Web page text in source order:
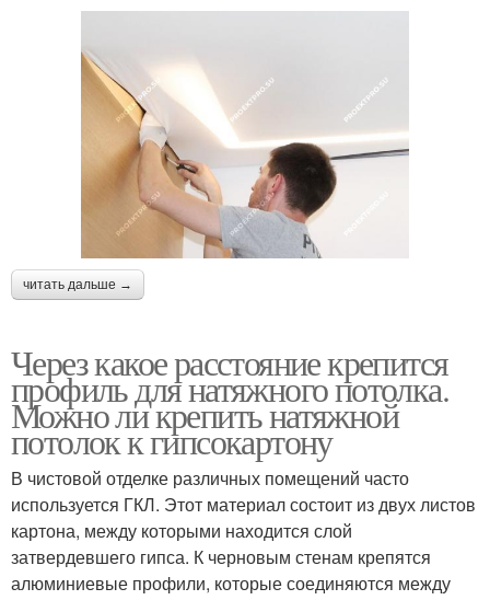
читать дальше →
Через какое расстояние крепится
профиль для натяжного потолка.
Можно ли крепить натяжной
потолок к гипсокартону
В чистовой отделке различных помещений часто
используется ГКЛ. Этот материал состоит из двух листов
картона, между которыми находится слой
затвердевшего гипса. К черновым стенам крепятся
алюминиевые профили, которые соединяются между